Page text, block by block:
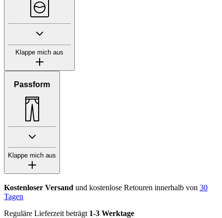
Klappe mich aus
Passform
Klappe mich aus
Kostenloser Versand und kostenlose Retouren innerhalb von 30
Tagen
Reguläre Lieferzeit beträgt 1-3 Werktage